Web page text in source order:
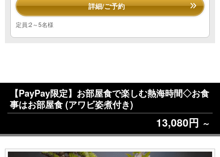
詳細/ご予約
定員:2～5名様
【PayPay限定】お部屋食で楽しむ熱海時間◇お食
事はお部屋食 (アワビ姿煮付き)
13,080円 ～